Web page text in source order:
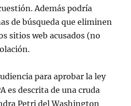
Además podría
de búsqueda que eliminen
sitios web acusados (no
para aprobar la ley
es descrita de una cruda
Petri del Washington